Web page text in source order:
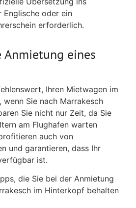
Englische oder ein
erforderlich.
eines
Ihren Mietwagen im
wenn Sie nach Marrakesch
Sie nicht nur Zeit, da Sie
am Flughafen warten
auch von
und garantieren, dass Ihr
ist.
die Sie bei der Anmietung
im Hinterkopf behalten